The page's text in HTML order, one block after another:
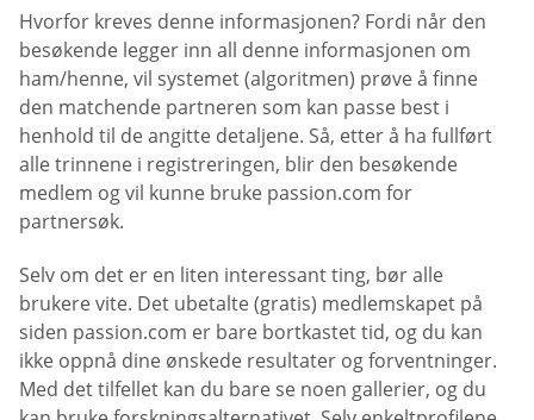
Hvorfor kreves denne informasjonen? Fordi når den
besøkende legger inn all denne informasjonen om
ham/henne, vil systemet (algoritmen) prøve å finne
den matchende partneren som kan passe best i
henhold til de angitte detaljene. Så, etter å ha fullført
alle trinnene i registreringen, blir den besøkende
medlem og vil kunne bruke passion.com for
partnersøk.
Selv om det er en liten interessant ting, bør alle
brukere vite. Det ubetalte (gratis) medlemskapet på
siden passion.com er bare bortkastet tid, og du kan
ikke oppnå dine ønskede resultater og forventninger.
Med det tilfellet kan du bare se noen gallerier, og du